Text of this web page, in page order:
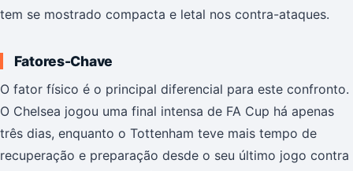
tem se mostrado compacta e letal nos contra-ataques.
Fatores-Chave
O fator físico é o principal diferencial para este confronto.
O Chelsea jogou uma final intensa de FA Cup há apenas
três dias, enquanto o Tottenham teve mais tempo de
recuperação e preparação desde o seu último jogo contra